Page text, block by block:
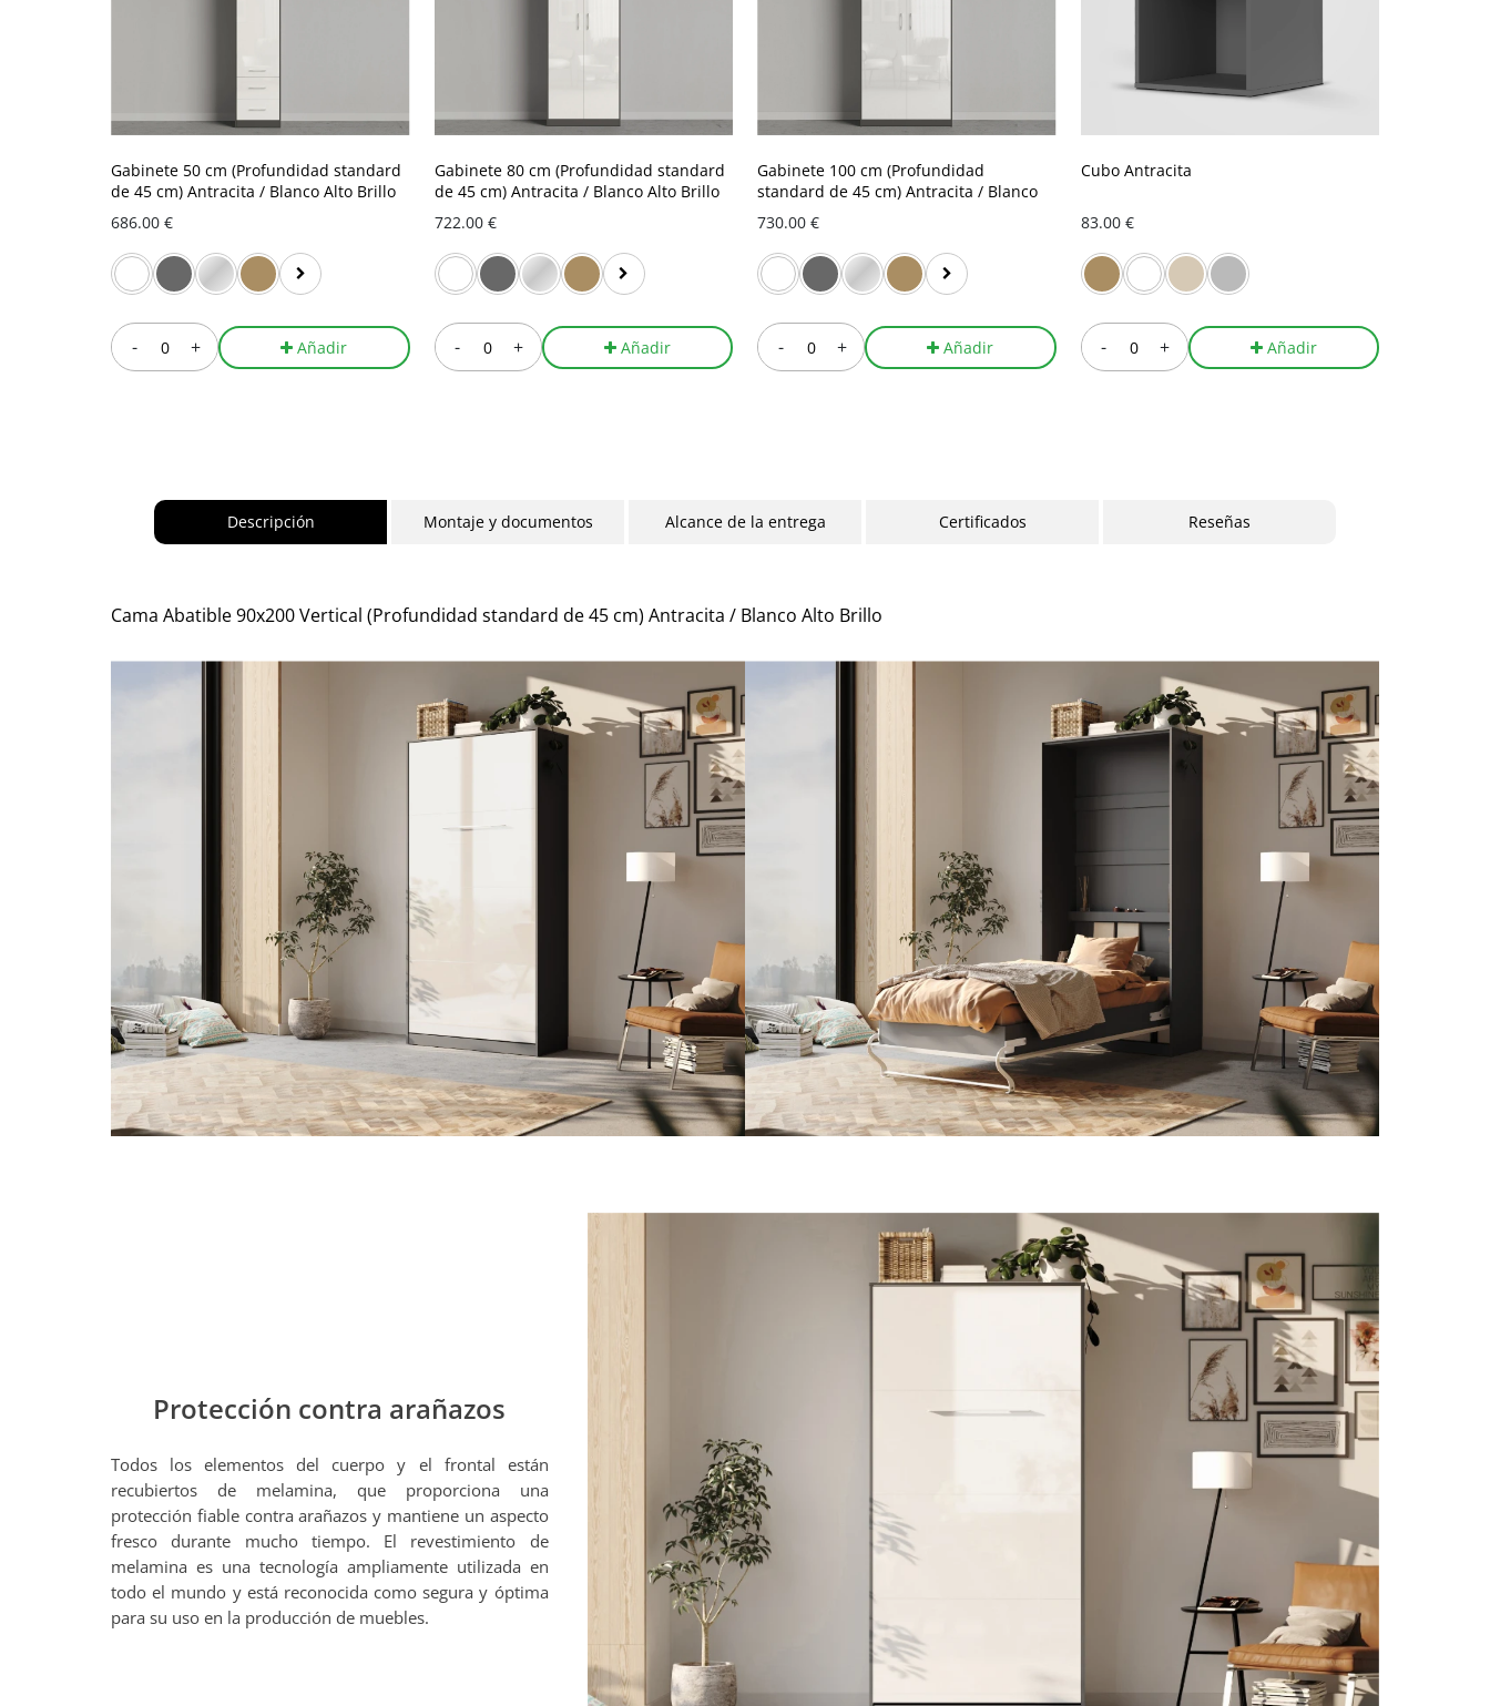
Gabinete 50 cm (Profundidad standard
de 45 cm) Antracita / Blanco Alto Brillo
686.00 €
- + Añadir
Gabinete 80 cm (Profundidad standard
de 45 cm) Antracita / Blanco Alto Brillo
722.00 €
- + Añadir
Gabinete 100 cm (Profundidad
standard de 45 cm) Antracita / Blanco
730.00 €
- + Añadir
Cubo Antracita
83.00 €
- + Añadir
Descripción Montaje y documentos Alcance de la entrega Certificados Reseñas
Cama Abatible 90x200 Vertical (Profundidad standard de 45 cm) Antracita / Blanco Alto Brillo
Protección contra arañazos
Todos los elementos del cuerpo y el frontal están
recubiertos de melamina, que proporciona una
protección fiable contra arañazos y mantiene un aspecto
fresco durante mucho tiempo. El revestimiento de
melamina es una tecnología ampliamente utilizada en
todo el mundo y está reconocida como segura y óptima
para su uso en la producción de muebles.